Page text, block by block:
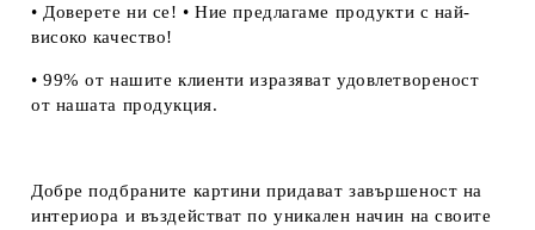
• Доверете ни се! • Ние предлагаме продукти с най-
високо качество!
• 99% от нашите клиенти изразяват удовлетвореност
от нашата продукция.
Добре подбраните картини придават завършеност на
интериора и въздействат по уникален начин на своите